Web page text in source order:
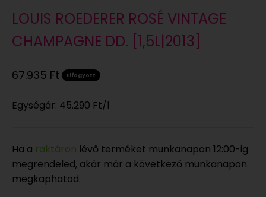
LOUIS ROEDERER ROSÉ VINTAGE
CHAMPAGNE DD. [1,5L|2013]
Eladási ár
67.935 Ft Elfogyott
Egységár: 45.290 Ft/l
Ha a raktáron lévő terméket munkanapon 12:00-ig
megrendeled, akár már a következő munkanapon
megkaphatod.